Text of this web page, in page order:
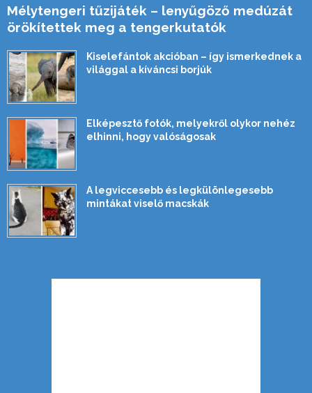
Mélytengeri tűzijáték – lenyűgöző medúzát
örökítettek meg a tengerkutatók
Kiselefántok akcióban – így ismerkednek a
világgal a kíváncsi borjúk
Elképesztő fotók, melyekről olykor nehéz
elhinni, hogy valóságosak
A legviccesebb és legkülönlegesebb
mintákat viselő macskák